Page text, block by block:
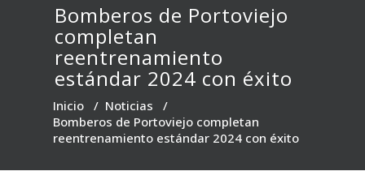
Bomberos de Portoviejo
completan
reentrenamiento
estándar 2024 con éxito
Inicio / Noticias /
Bomberos de Portoviejo completan
reentrenamiento estándar 2024 con éxito